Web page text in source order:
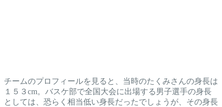
チームのプロフィールを見ると、当時のたくみさんの身長は
１５３cm。バスケ部で全国大会に出場する男子選手の身長
としては、恐らく相当低い身長だったでしょうが、その身長